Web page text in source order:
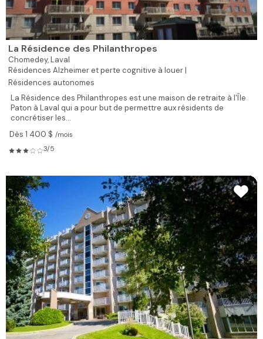
La Résidence des Philanthropes
Chomedey,Laval
Résidences Alzheimer et perte cognitive à louer |
Résidences autonomes
La Résidence des Philanthropes est une maison de retraite à l'Île
Paton à Laval qui a pour but de permettre aux résidents de
concrétiser les...
Dès 1 400 $ /mois
3/5